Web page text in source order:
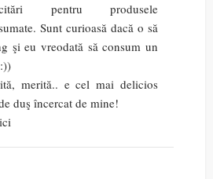
pentru produsele
Sunt curioasă dacă o să
şi eu vreodată să consum un
merită.. e cel mai delicios
duş încercat de mine!